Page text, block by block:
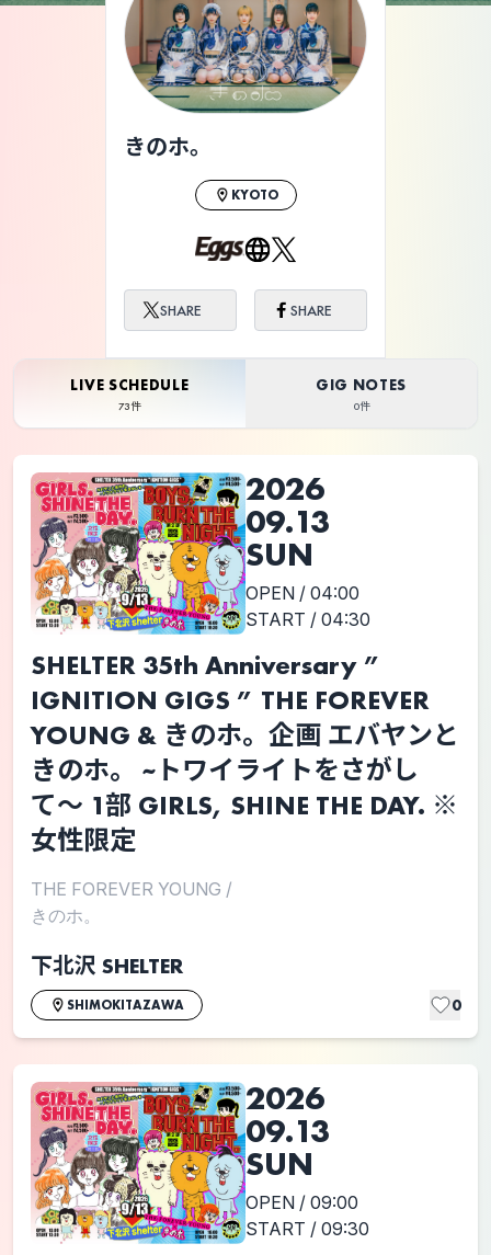
ライブ体験をもっと楽しく、もっと便利
に。
きのホ。
KYOTO
SHARE SHARE
LIVE SCHEDULE
73件
GIG NOTES
0件
2026
09.13
SUN
OPEN / 04:00
START / 04:30
SHELTER 35th Anniversary ”
IGNITION GIGS ” THE FOREVER
YOUNG & きのホ。企画 エバヤンと
きのホ。 ~トワイライトをさがし
て〜 1部 GIRLS, SHINE THE DAY. ※
女性限定
THE FOREVER YOUNG /
きのホ。
下北沢 SHELTER
SHIMOKITAZAWA 0
2026
09.13
SUN
OPEN / 09:00
START / 09:30